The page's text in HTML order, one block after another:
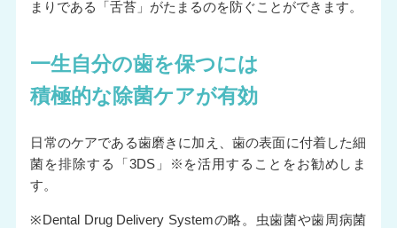
まりである
「舌苔」 がたまるのを防ぐことができます。
一生自分の歯を保つには
積極的な除菌ケアが有効
日常のケアである歯磨きに加え、歯の表面に付着した細
菌を排除する「3DS」※を活用することをお勧めしま
す。
※Dental Drug Delivery Systemの略。虫歯菌や歯周病菌